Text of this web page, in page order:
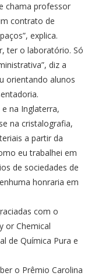
chama professor
contrato de
explica.
ter o laboratório. Só
diz a
orientando alunos
na Inglaterra,
na cristalografia,
a partir da
eu trabalhei em
de sociedades de
honraria em
com o
or Chemical
de Química Pura e
o Prêmio Carolina